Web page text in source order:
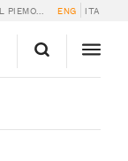
D’AOSTA ENG ITA